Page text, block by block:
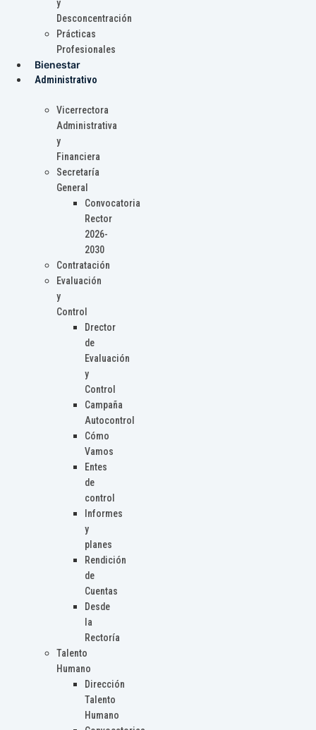
y
Desconcentración
Prácticas
Profesionales
Bienestar
Administrativo
Vicerrectora
Administrativa
y
Financiera
Secretaría
General
Convocatoria
Rector
2026-
2030
Contratación
Evaluación
y
Control
Drector
de
Evaluación
y
Control
Campaña
Autocontrol
Cómo
Vamos
Entes
de
control
Informes
y
planes
Rendición
de
Cuentas
Desde
la
Rectoría
Talento
Humano
Dirección
Talento
Humano